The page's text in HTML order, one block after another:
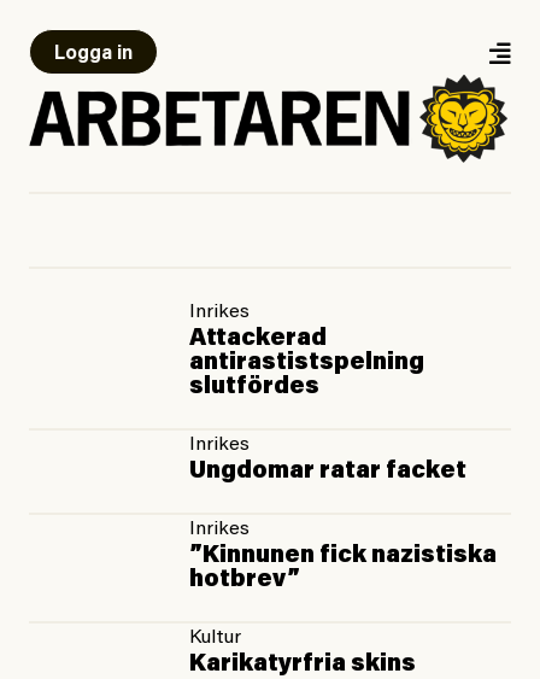
Logga in
Inrikes
Attackerad
antirastistspelning
slutfördes
Inrikes
Ungdomar ratar facket
Inrikes
”Kinnunen fick nazistiska
hotbrev”
Kultur
Karikatyrfria skins